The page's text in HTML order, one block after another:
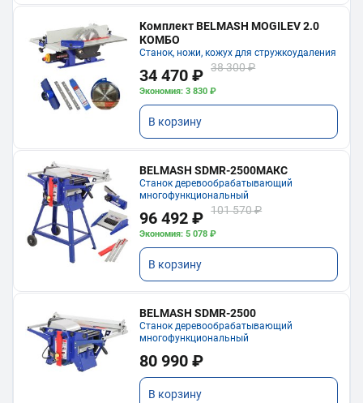
Комплект BELMASH MOGILEV 2.0
КОМБО
Станок, ножи, кожух для стружкоудаления
34 470 ₽ 38 300 ₽
Экономия: 3 830 ₽
В корзину
BELMASH SDMR-2500МАКС
Станок деревообрабатывающий
многофункциональный
96 492 ₽ 101 570 ₽
Экономия: 5 078 ₽
В корзину
BELMASH SDMR-2500
Станок деревообрабатывающий
многофункциональный
80 990 ₽
В корзину